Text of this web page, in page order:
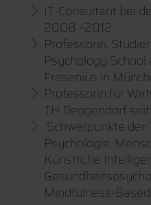
IT-Consultant bei
2008 –2012
Professorin,
Psychology
Fresenius in
Professorin für
TH Deggendorf
Schwerpunkte der
Psychologie,
Künstliche
Mindfulness-